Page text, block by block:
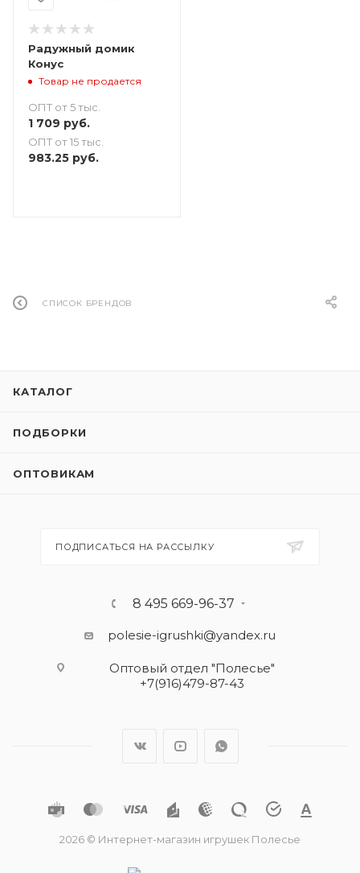
Радужный домик
Конус
Товар не продается
ОПТ от 5 тыс.
1 709 руб.
ОПТ от 15 тыс.
983.25 руб.
СПИСОК БРЕНДОВ
КАТАЛОГ
ПОДБОРКИ
ОПТОВИКАМ
ПОДПИСАТЬСЯ НА РАССЫЛКУ
8 495 669-96-37
polesie-igrushki@yandex.ru
Оптовый отдел "Полесье"
+7(916)479-87-43
2026 © Интернет-магазин игрушек Полесье